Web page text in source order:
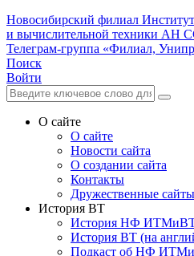
Новосибирский филиал
и вычислительной техники АН
Телеграм-группа «Филиал,
Поиск
Войти
О сайте
О сайте
Новости сайта
О создании сайта
Контакты
Дружественные сайты
История ВТ
История НФ
История ВТ (на
Подкаст об НФ